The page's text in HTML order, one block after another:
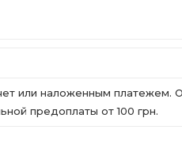
или наложенным платежем.
предоплаты от 100 грн.